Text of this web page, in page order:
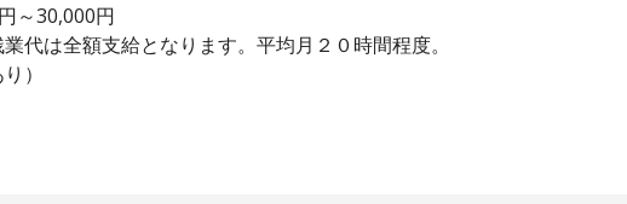
～30,000円
代は全額支給となります。平均月２０時間程度。
）